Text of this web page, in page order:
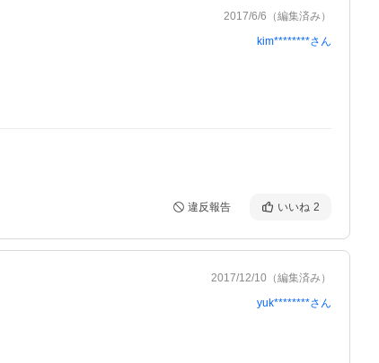
2017/6/6 （編集済み）
kim********さん
違反報告 いいね 2
2017/12/10 （編集済み）
yuk********さん